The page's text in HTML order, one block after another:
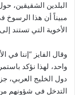
البلدين الشقيقين،
مبيناً أن هذا
الأخوية التي تستند
وقال الفايز “إننا في
واحد، لهذا نؤكد
دول الخليج العربي،
التدخل في شؤونهم من